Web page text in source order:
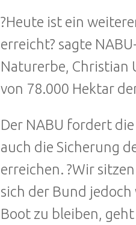
?Heute ist ein
erreicht? sagte
Naturerbe, Christian
von 78.000 Hektar
Der NABU fordert
auch die Sicherung
erreichen. ?Wir
sich der Bund
Boot zu bleiben,